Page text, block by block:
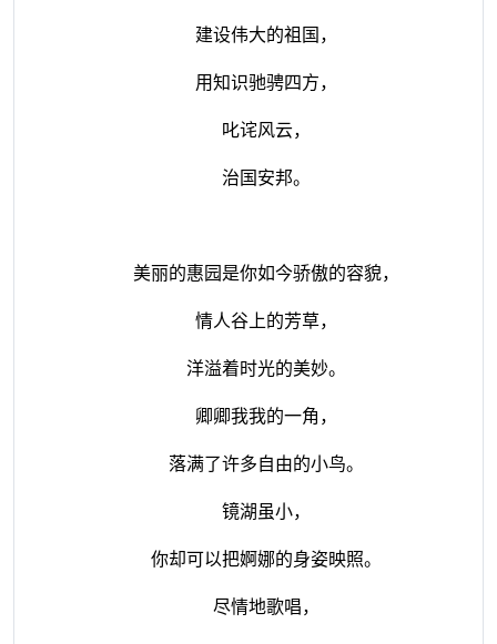
建设伟大的祖国，
用知识驰骋四方，
叱诧风云，
治国安邦。
美丽的惠园是你如今骄傲的容貌，
情人谷上的芳草，
洋溢着时光的美妙。
卿卿我我的一角，
落满了许多自由的小鸟。
镜湖虽小，
你却可以把婀娜的身姿映照。
尽情地歌唱，